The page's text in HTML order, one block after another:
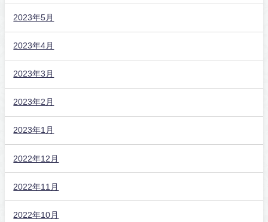
2023年5月
2023年4月
2023年3月
2023年2月
2023年1月
2022年12月
2022年11月
2022年10月